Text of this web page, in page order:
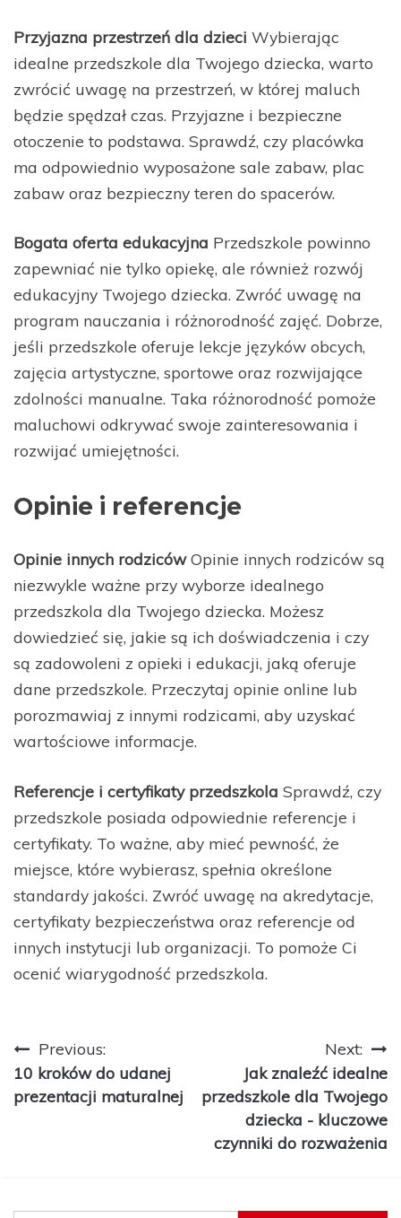
Przyjazna przestrzeń dla dzieci Wybierając
idealne przedszkole dla Twojego dziecka, warto
zwrócić uwagę na przestrzeń, w której maluch
będzie spędzał czas. Przyjazne i bezpieczne
otoczenie to podstawa. Sprawdź, czy placówka
ma odpowiednio wyposażone sale zabaw, plac
zabaw oraz bezpieczny teren do spacerów.
Bogata oferta edukacyjna Przedszkole powinno
zapewniać nie tylko opiekę, ale również rozwój
edukacyjny Twojego dziecka. Zwróć uwagę na
program nauczania i różnorodność zajęć. Dobrze,
jeśli przedszkole oferuje lekcje języków obcych,
zajęcia artystyczne, sportowe oraz rozwijające
zdolności manualne. Taka różnorodność pomoże
maluchowi odkrywać swoje zainteresowania i
rozwijać umiejętności.
Opinie i referencje
Opinie innych rodzicówOpinie innych rodziców są
niezwykle ważne przy wyborze idealnego
przedszkola dla Twojego dziecka. Możesz
dowiedzieć się, jakie są ich doświadczenia i czy
są zadowoleni z opieki i edukacji, jaką oferuje
dane przedszkole. Przeczytaj opinie online lub
porozmawiaj z innymi rodzicami, aby uzyskać
wartościowe informacje.
Referencje i certyfikaty przedszkola Sprawdź, czy
przedszkole posiada odpowiednie referencje i
certyfikaty. To ważne, aby mieć pewność, że
miejsce, które wybierasz, spełnia określone
standardy jakości. Zwróć uwagę na akredytacje,
certyfikaty bezpieczeństwa oraz referencje od
innych instytucji lub organizacji. To pomoże Ci
ocenić wiarygodność przedszkola.
Nawigacja
wpisu
Previous:
10 kroków do udanej
prezentacji maturalnej
Next:
Jak znaleźć idealne
przedszkole dla Twojego
dziecka - kluczowe
czynniki do rozważenia